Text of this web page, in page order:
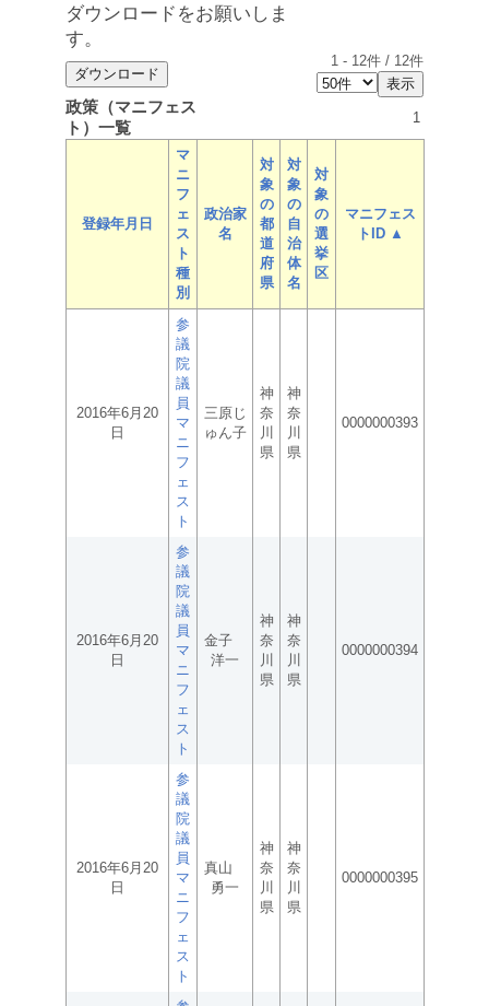
ダウンロードをお願いしま
す。
1 - 12件 / 12件
政策（マニフェス
ト）一覧
1
登録年月日
マ
ニ
フ
ェ
ス
ト
種
別
政治家
名
対
象
の
都
道
府
県
対
象
の
自
治
体
名
対
象
の
選
挙
区
マニフェス
トID ▲
2016年6月20
日
参
議
院
議
員
マ
ニ
フ
ェ
ス
ト
三原じ
ゅん子
神
奈
川
県
神
奈
川
県
0000000393
2016年6月20
日
参
議
院
議
員
マ
ニ
フ
ェ
ス
ト
金子
洋一
神
奈
川
県
神
奈
川
県
0000000394
2016年6月20
日
参
議
院
議
員
マ
ニ
フ
ェ
ス
ト
真山
勇一
神
奈
川
県
神
奈
川
県
0000000395